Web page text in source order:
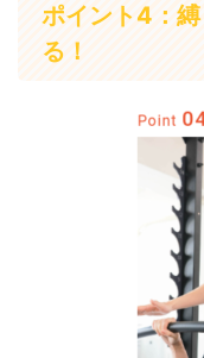
ポイント4：
る！